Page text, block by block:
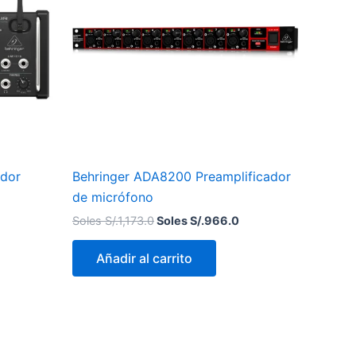
Behringer ADA8200 Preamplificador
de micrófono
Soles S/.1,173.0Soles S/.966.0
Añadir al carrito